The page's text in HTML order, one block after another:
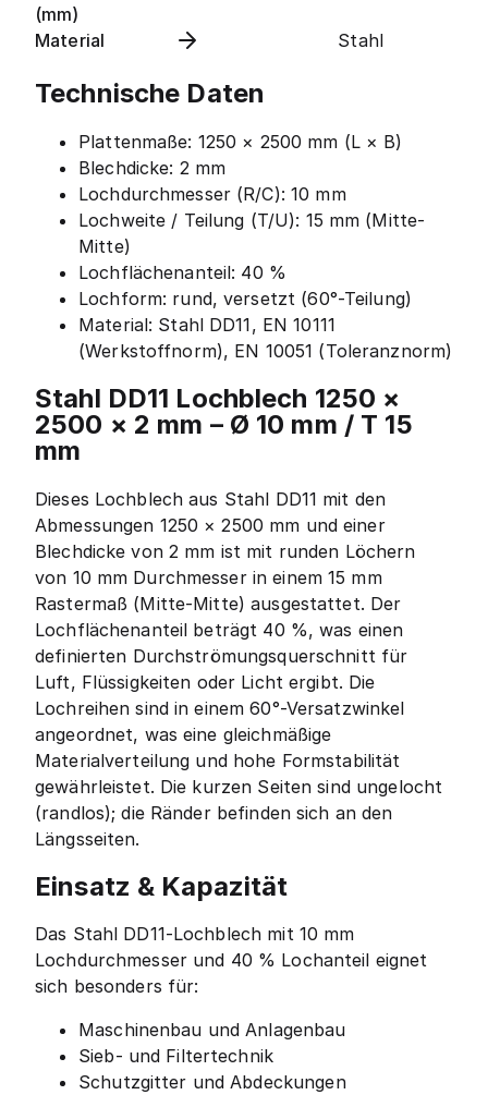
(mm)
Material Stahl
Technische Daten
Plattenmaße: 1250 × 2500 mm (L × B)
Blechdicke: 2 mm
Lochdurchmesser (R/C): 10 mm
Lochweite / Teilung (T/U): 15 mm (Mitte-
Mitte)
Lochflächenanteil: 40 %
Lochform: rund, versetzt (60°-Teilung)
Material: Stahl DD11, EN 10111
(Werkstoffnorm), EN 10051 (Toleranznorm)
Stahl DD11 Lochblech 1250 ×
2500 × 2 mm – Ø 10 mm / T 15
mm
Dieses Lochblech aus Stahl DD11 mit den
Abmessungen 1250 × 2500 mm und einer
Blechdicke von 2 mm ist mit runden Löchern
von 10 mm Durchmesser in einem 15 mm
Rastermaß (Mitte-Mitte) ausgestattet. Der
Lochflächenanteil beträgt 40 %, was einen
definierten Durchströmungsquerschnitt für
Luft, Flüssigkeiten oder Licht ergibt. Die
Lochreihen sind in einem 60°-Versatzwinkel
angeordnet, was eine gleichmäßige
Materialverteilung und hohe Formstabilität
gewährleistet. Die kurzen Seiten sind ungelocht
(randlos); die Ränder befinden sich an den
Längsseiten.
Einsatz & Kapazität
Das Stahl DD11-Lochblech mit 10 mm
Lochdurchmesser und 40 % Lochanteil eignet
sich besonders für:
Maschinenbau und Anlagenbau
Sieb- und Filtertechnik
Schutzgitter und Abdeckungen